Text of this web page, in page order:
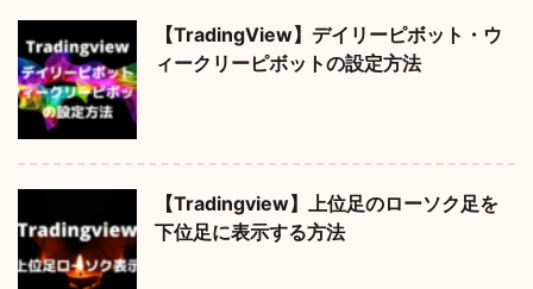
【TradingView】デイリーピボット・ウ
ィークリーピボットの設定方法
【Tradingview】上位足のローソク足を
下位足に表示する方法